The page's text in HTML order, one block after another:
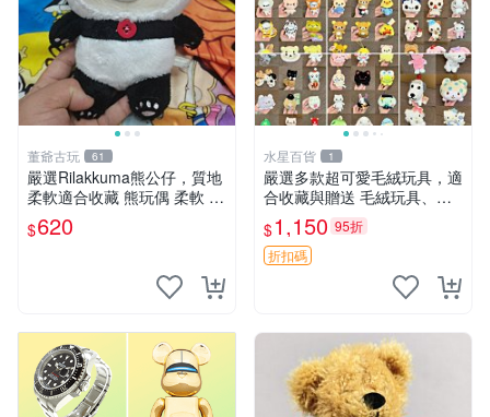
董爺古玩 61
嚴選Rilakkuma熊公仔，質地
柔軟適合收藏 熊玩偶 柔軟 公
仔 收藏
$620
水星百貨 1
嚴選多款超可愛毛絨玩具，適
合收藏與贈送 毛絨玩具、抱
枕、公仔
$1,150 95折
折扣碼